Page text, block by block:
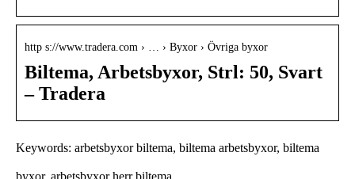
http s://www.tradera.com › … › Byxor › Övriga byxor
Biltema, Arbetsbyxor, Strl: 50, Svart
– Tradera
Keywords: arbetsbyxor biltema, biltema arbetsbyxor, biltema
byxor, arbetsbyxor herr biltema